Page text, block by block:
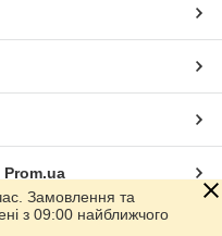
Prom.ua
Замовлення та
з 09:00 найближчого